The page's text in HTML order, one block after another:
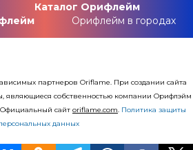
Каталог Орифлейм
Орифлейм в городах
партнеров Oriflame. При создании сайта
являющиеся собственностью компании Орифлэйм
сайт оriflаme.com. Политика защиты
данных